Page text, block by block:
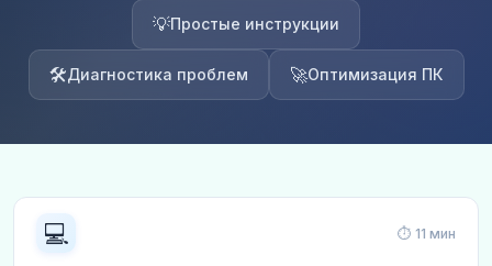
💡Простые инструкции
🛠️Диагностика проблем 🚀Оптимизация ПК
💻 ⏱ 11 мин